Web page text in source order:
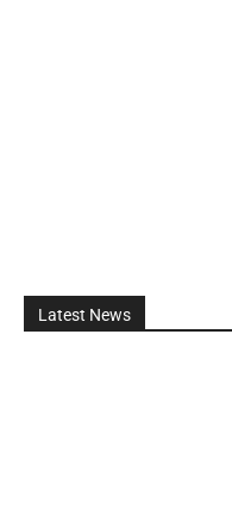
Latest News